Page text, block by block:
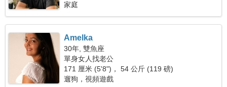
家庭
Amelka
30年, 雙魚座
單身女人找老公
171 厘米 (5'8")， 54 公斤 (119 磅)
遛狗，視頻遊戲